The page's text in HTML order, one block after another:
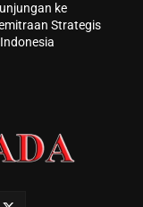
ke
Strategis